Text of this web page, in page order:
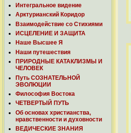
Интегральное видение
Арктурианский Коридор
Взаимодействие со Стихиями
ИСЦЕЛЕНИЕ И ЗАЩИТА
Наше Высшее Я
Наши путешествия
ПРИРОДНЫЕ КАТАКЛИЗМЫ И
ЧЕЛОВЕК
Путь СОЗНАТЕЛЬНОЙ
ЭВОЛЮЦИИ
Философия Востока
ЧЕТВЕРТЫЙ ПУТЬ
Об основах христианства,
нравственности и духовности
ВЕДИЧЕСКИЕ ЗНАНИЯ